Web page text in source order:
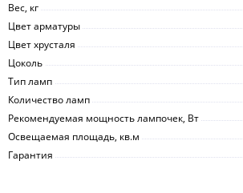
Вес, кг
Цвет арматуры
Цвет хрусталя
Цоколь
Тип ламп
Количество ламп
Рекомендуемая мощность лампочек, Вт
Освещаемая площадь, кв.м
Гарантия